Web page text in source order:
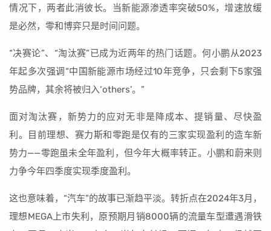
情况下，两者此消彼长。当新能源渗透率突破50%，增速放缓
是必然，零和博弈只是时间问题。
“决赛论”、“淘汰赛”已成为近两年的热门话题。何小鹏从2023
年起多次强调“中国新能源市场经过10年竞争，只会剩下5家强
势品牌，其余将被归入‘others’。”
面对淘汰赛，新势力的应对无非是降成本、提销量、尽快盈
利。目前理想、赛力斯和零跑是仅有的三家实现盈利的造车新
势力——零跑虽未全年盈利，但今年大概率转正。小鹏和蔚来则
力争今年四季度实现季度盈利。
这也意味着，“汽车”的故事已渐趋平淡。转折点在2024年3月，
理想MEGA上市失利，原预期月销8000辆的流量车型遭遇滑铁